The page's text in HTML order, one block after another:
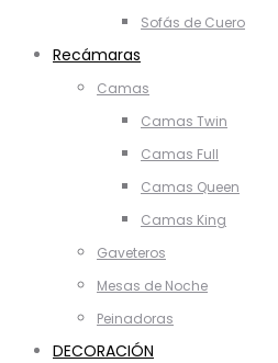
Sofás de Cuero
Recámaras
Camas
Camas Twin
Camas Full
Camas Queen
Camas King
Gaveteros
Mesas de Noche
Peinadoras
DECORACIÓN